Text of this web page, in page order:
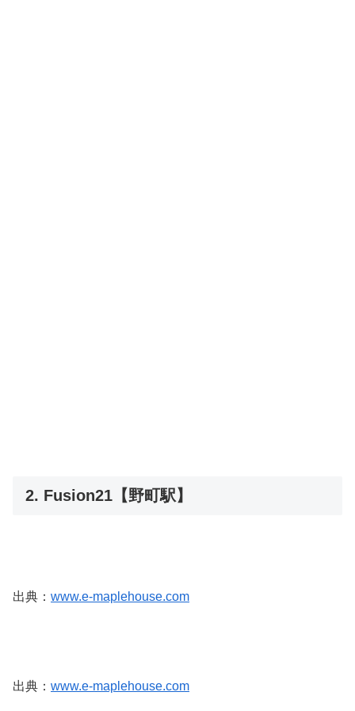
2. Fusion21【野町駅】
出典： www.e-maplehouse.com
出典： www.e-maplehouse.com